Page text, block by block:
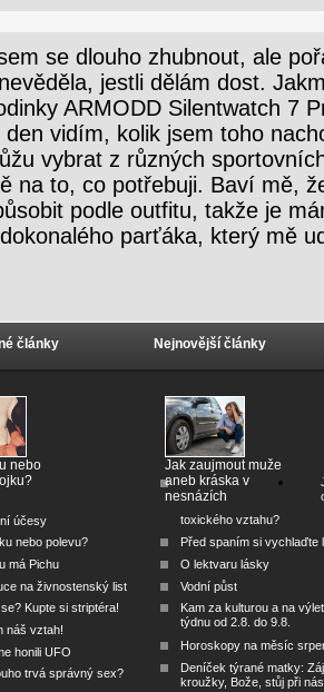
se dlouho zhubnout, ale
jestli dělám dost.
ARMODD Silentwatch 7
den vidím, kolik jsem toho
vybrat z různých
na to, co potřebuji. Baví mě,
podle outfitu, takže je
parťáka, který mě
články
nebo
účesy
nebo polevu?
má Pichu
na živnostenský list
Kupte si striptéra!
náš vztah!
honili UFO
trvá správný sex?
Nejnovější články
Jak zaujmout muže
aneb kráska v
nesnázích
toxického vztahu?
Před spaním si vychlaďte
O lektvaru lásky
Vodní půst
Kam za kulturou a na
týdnu od 2.8. do 9.8.
Horoskopy na měsíc
Deníček týrané matky:
kroužky, Bože, stůj při nás